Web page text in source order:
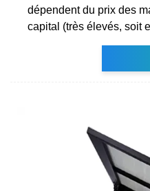
dépendent du prix des
capital (très élevés, soit